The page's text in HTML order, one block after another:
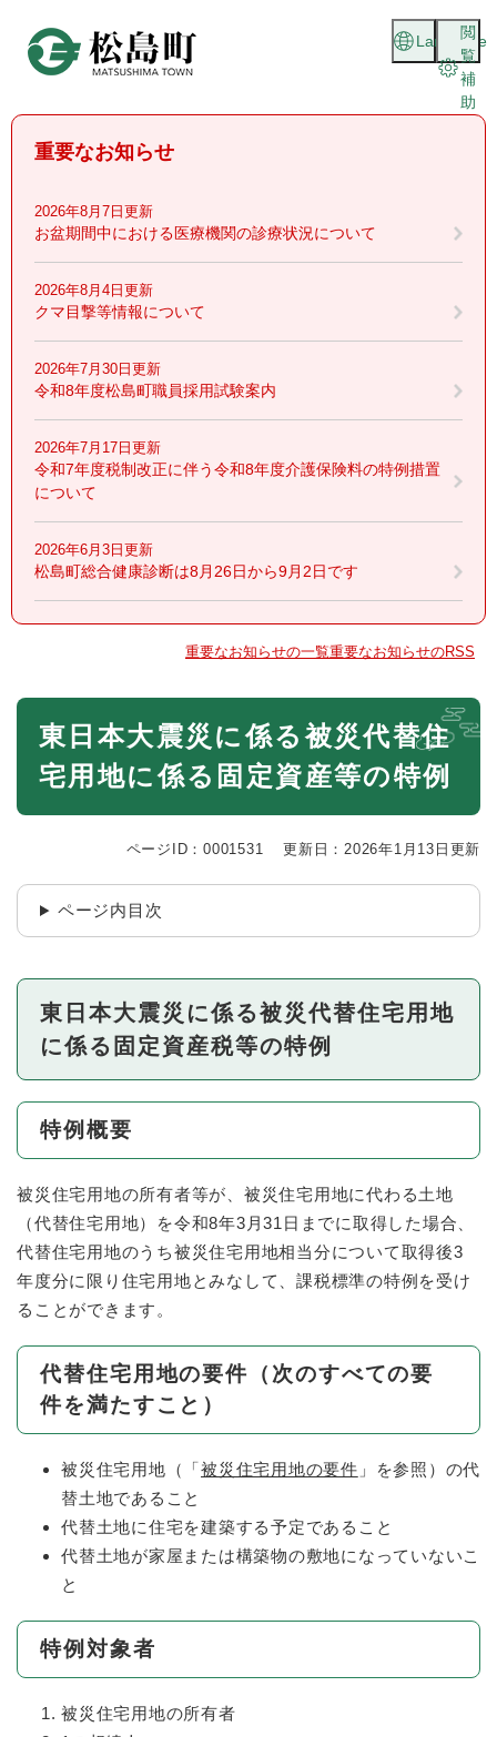
頭
閲
覧
補
助
Language
重要なお知らせ
2026年8月7日更新
お盆期間中における医療機関の診療状況について
2026年8月4日更新
クマ目撃等情報について
2026年7月30日更新
令和8年度松島町職員採用試験案内
2026年7月17日更新
令和7年度税制改正に伴う令和8年度介護保険料の特例措置
について
2026年6月3日更新
松島町総合健康診断は8月26日から9月2日です
重要なお知らせの一覧重要なお知らせのRSS
本
東日本大震災に係る被災代替住
宅用地に係る固定資産等の特例
ページID：0001531 更新日：2026年1月13日更新
ページ内目次
東日本大震災に係る被災代替住宅用地
に係る固定資産税等の特例
特例概要
被災住宅用地の所有者等が、被災住宅用地に代わる土地
（代替住宅用地）を令和8年3月31日までに取得した場合、
代替住宅用地のうち被災住宅用地相当分について取得後3
年度分に限り住宅用地とみなして、課税標準の特例を受け
ることができます。
代替住宅用地の要件（次のすべての要
件を満たすこと）
被災住宅用地（「被災住宅用地の要件 」を参照）の代
替土地であること
代替土地に住宅を建築する予定であること
代替土地が家屋または構築物の敷地になっていないこ
と
特例対象者
被災住宅用地の所有者